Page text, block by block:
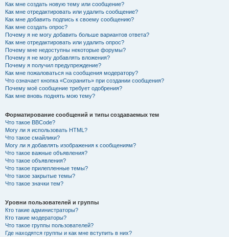
Как мне создать новую тему или сообщение?
Как мне отредактировать или удалить сообщение?
Как мне добавить подпись к своему сообщению?
Как мне создать опрос?
Почему я не могу добавить больше вариантов ответа?
Как мне отредактировать или удалить опрос?
Почему мне недоступны некоторые форумы?
Почему я не могу добавлять вложения?
Почему я получил предупреждение?
Как мне пожаловаться на сообщения модератору?
Что означает кнопка «Сохранить» при создании сообщения?
Почему моё сообщение требует одобрения?
Как мне вновь поднять мою тему?
Форматирование сообщений и типы создаваемых тем
Что такое BBCode?
Могу ли я использовать HTML?
Что такое смайлики?
Могу ли я добавлять изображения к сообщениям?
Что такое важные объявления?
Что такое объявления?
Что такое прилепленные темы?
Что такое закрытые темы?
Что такое значки тем?
Уровни пользователей и группы
Кто такие администраторы?
Кто такие модераторы?
Что такое группы пользователей?
Где находятся группы и как мне вступить в них?